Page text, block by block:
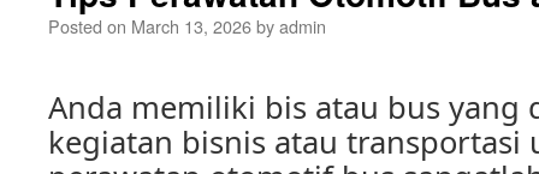
Posted on March 13, 2026byadmin
Anda memiliki bis atau bus yang
kegiatan bisnis atau transportasi